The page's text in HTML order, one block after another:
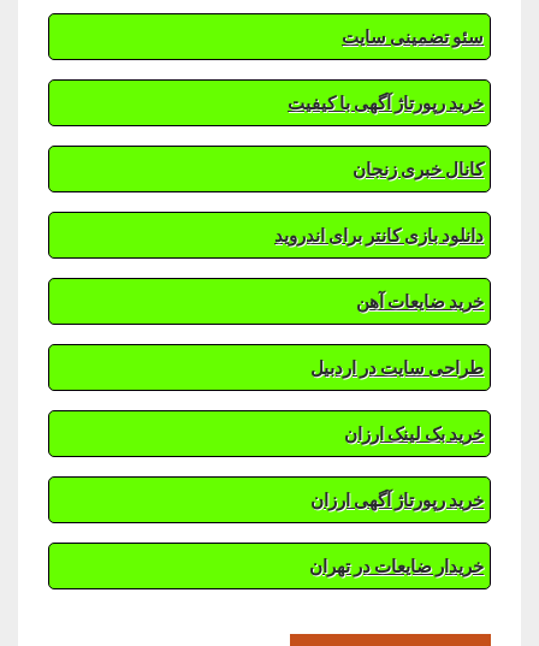
سئو تضمینی سایت
خرید رپورتاژ آگهی با کیفیت
کانال خبری زنجان
دانلود بازی کانتر برای اندروید
خرید ضایعات آهن
طراحی سایت در اردبیل
خرید بک لینک ارزان
خرید رپورتاژ آگهی ارزان
خریدار ضایعات در تهران